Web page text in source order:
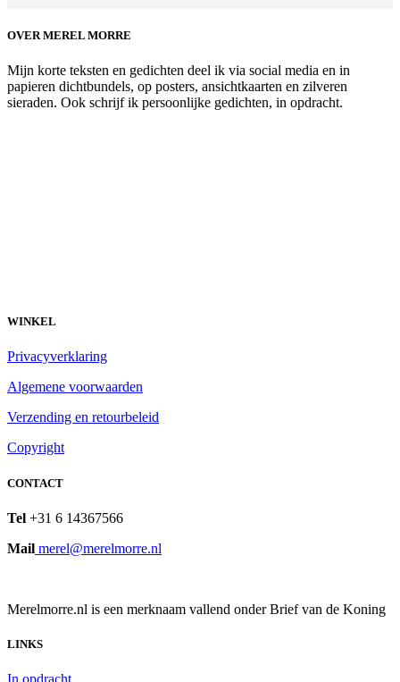
OVER MEREL MORRE
Mijn korte teksten en gedichten deel ik via social media en in
papieren dichtbundels, op posters, ansichtkaarten en zilveren
sieraden. Ook schrijf ik persoonlijke gedichten, in opdracht.
WINKEL
Privacyverklaring
Algemene voorwaarden
Verzending en retourbeleid
Copyright
CONTACT
Tel +31 6 14367566
Mail merel@merelmorre.nl
Merelmorre.nl is een merknaam vallend onder Brief van de Koning
LINKS
In opdracht